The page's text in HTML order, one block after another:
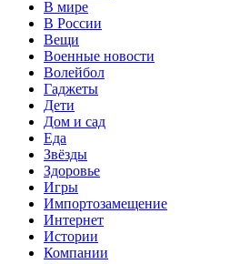
В мире
В России
Вещи
Военные новости
Волейбол
Гаджеты
Дети
Дом и сад
Еда
Звёзды
Здоровье
Игры
Импортозамещение
Интернет
Истории
Компании